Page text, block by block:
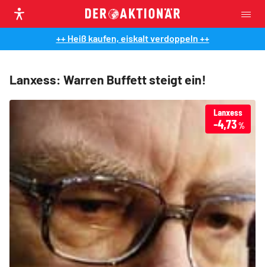
++ Heiß kaufen, eiskalt verdoppeln ++
Lanxess: Warren Buffett steigt ein!
Lanxess
-4,73%